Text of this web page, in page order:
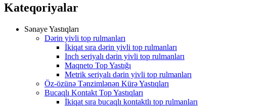
Kateqoriyalar
Sənaye Yastıqları
Dərin yivli top rulmanları
İkiqat sıra dərin yivli top rulmanları
Inch seriyalı dərin yivli top rulmanları
Maqneto Top Yastığı
Metrik seriyalı dərin yivli top rulmanları
Öz-özünə Tənzimlənən Kürə Yastıqları
Bucaqlı Kontakt Top Yastıqları
İkiqat sıra bucaqlı kontaktlı top rulmanları